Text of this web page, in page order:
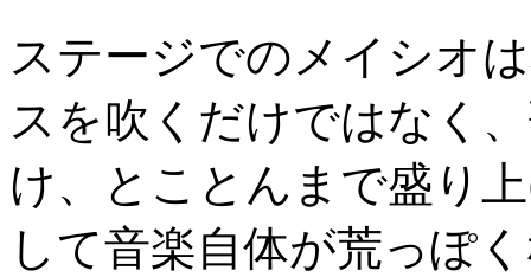
ステージでのメイシオ
スを吹くだけではなく
け、とことんまで盛り
して音楽自体が荒っぽ